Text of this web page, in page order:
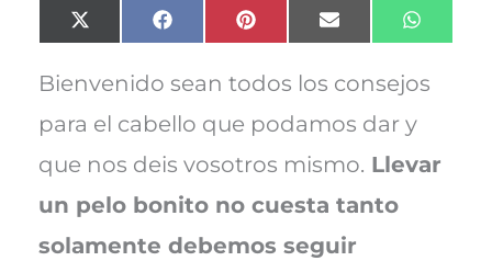
Compartir
en
X
(
w
t
r
Compartir
en
F
a
e
b
o
o
Compartir
en
P
i
t
e
r
e
t
Compartir
en
E
m
i
l
en
W
h
t
s
Bienvenido sean todos los consejos
para el cabello que podamos dar y
que nos deis vosotros mismo. Llevar
un pelo bonito no cuesta tanto
solamente debemos seguir